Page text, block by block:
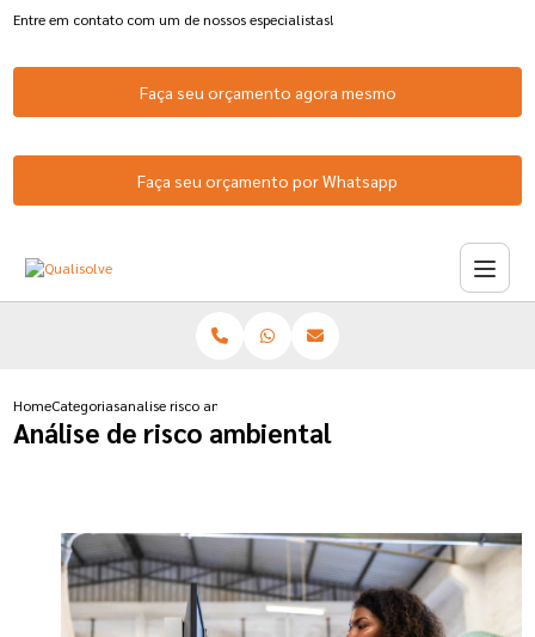
Entre em contato com um de nossos especialistas!
Faça seu orçamento agora mesmo
Faça seu orçamento por Whatsapp
HomeCategoriasanalise risco ambiental
Análise de risco ambiental